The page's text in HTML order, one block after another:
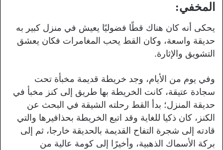
المخفي:
يحكى أنه كان هناك قطًا فضوليًا يعيش في منزل كبير به
حديقة واسعة، وكان القط يحب المغامرات فكان يعشق
التشويق والإثارة.
وفي يوم من الأيام، وجد خريطة قديمة مخبأة تحت
سجادة عتيقة، كانت الخريطة بها طريق إلى كنز مخبأ في
حديقة المنزل؛ بدأ القط رحلته الشيقة في البحث عن
الكنز، كان ذكيا للغاية وقد اتبع الخريطة بحذافيرها والتي
قادته إلى شجرة التفاح القديمة بالحديقة خارجا، ثم إلى
بركة الأسماك الذهبية، وأخيرًا إلى كومة عالية من